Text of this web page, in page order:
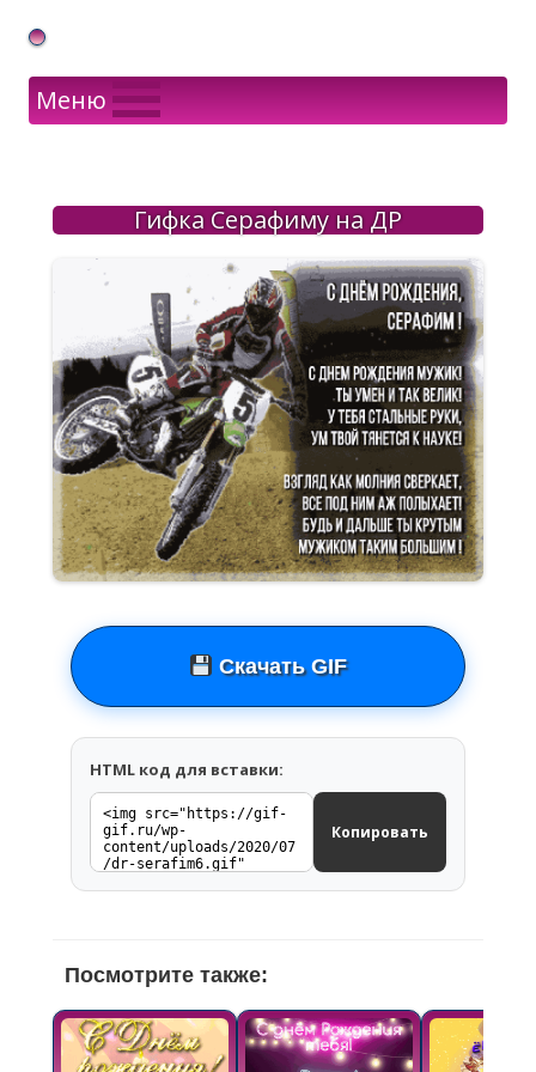
Gif Открытки в подарок
Меню
Гифка Серафиму на ДР
Скачать GIF
HTML код для вставки:
Копировать
Посмотрите также: